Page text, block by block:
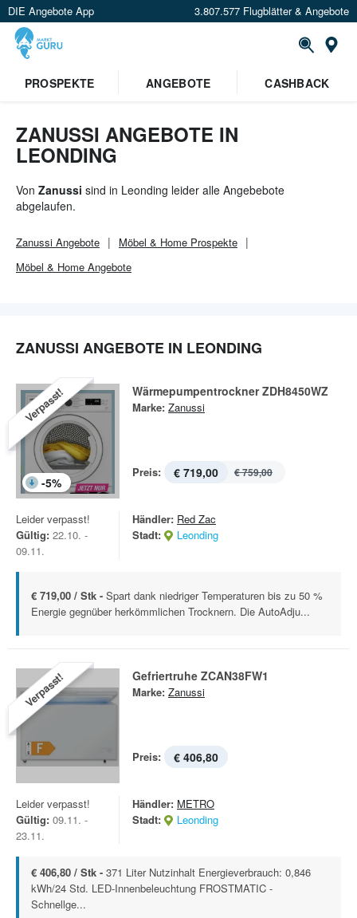
DIE Angebote App 3.807.577 Flugblätter & Angebote
PROSPEKTE ANGEBOTE CASHBACK
ZANUSSI ANGEBOTE IN
LEONDING
Von Zanussi sind in Leonding leider alle Angebebote
abgelaufen.
Zanussi Angebote Möbel & Home Prospekte
Möbel & Home Angebote
ZANUSSI ANGEBOTE IN LEONDING
Verpasst!
-5%
Wärmepumpentrockner ZDH8450WZ
Marke: Zanussi
Preis: € 719,00 € 759,00
Leider verpasst!
Gültig: 22.10. -
09.11.
Händler: Red Zac
Stadt:
Leonding
€ 719,00 / Stk - Spart dank niedriger Temperaturen bis zu 50 %
Energie gegnüber herkömmlichen Trocknern. Die AutoAdju...
Verpasst! Gefriertruhe ZCAN38FW1
Marke: Zanussi
Preis: € 406,80
Leider verpasst!
Gültig: 09.11. -
23.11.
Händler: METRO
Stadt:
Leonding
€ 406,80 / Stk - 371 Liter Nutzinhalt Energieverbrauch: 0,846
kWh/24 Std. LED-Innenbeleuchtung FROSTMATIC -
Schnellge...